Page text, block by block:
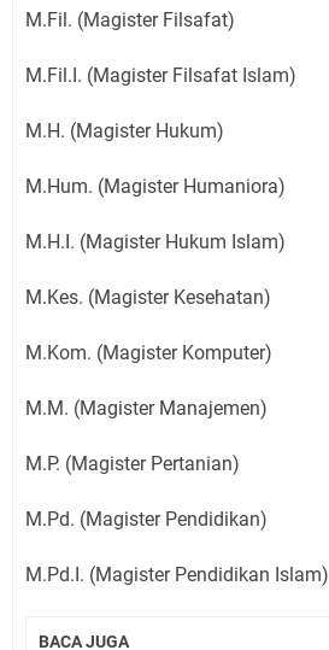
M.Fil. (Magister Filsafat)
M.Fil.I. (Magister Filsafat Islam)
M.H. (Magister Hukum)
M.Hum. (Magister Humaniora)
M.H.I. (Magister Hukum Islam)
M.Kes. (Magister Kesehatan)
M.Kom. (Magister Komputer)
M.M. (Magister Manajemen)
M.P. (Magister Pertanian)
M.Pd. (Magister Pendidikan)
M.Pd.I. (Magister Pendidikan Islam)
BACA JUGA